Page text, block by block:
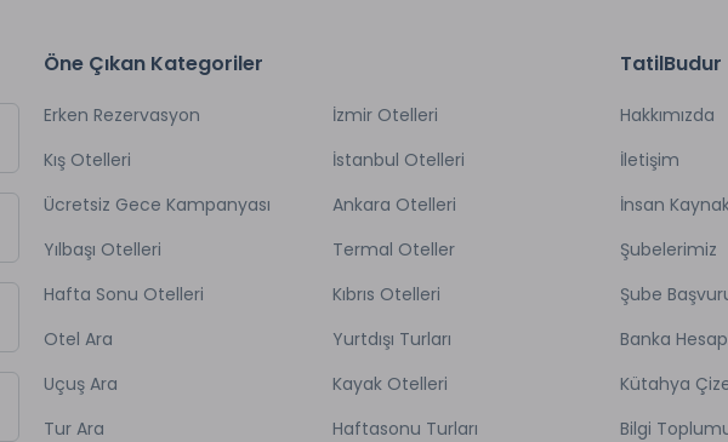
Öne Çıkan Kategoriler
Erken Rezervasyon
Kış Otelleri
Ücretsiz Gece Kampanyası
Yılbaşı Otelleri
Hafta Sonu Otelleri
Otel Ara
Uçuş Ara
Tur Ara
İzmir Otelleri
İstanbul Otelleri
Ankara Otelleri
Termal Oteller
Kıbrıs Otelleri
Yurtdışı Turları
Kayak Otelleri
Haftasonu Turları
TatilBudur
Hakkımızda
İletişim
İnsan
Şubelerimiz
Şube
Banka
Kütahya
Bilgi